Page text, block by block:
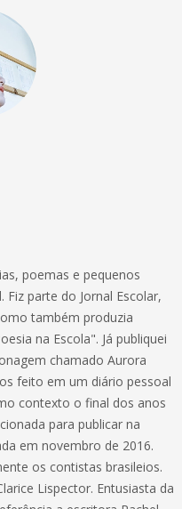
poemas e pequenos
parte do Jornal Escolar,
também produzia
na Escola". Já publiquei
chamado Aurora
feito em um diário pessoal
contexto o final dos anos
para publicar na
em novembro de 2016.
os contistas brasileios.
Lispector. Entusiasta da